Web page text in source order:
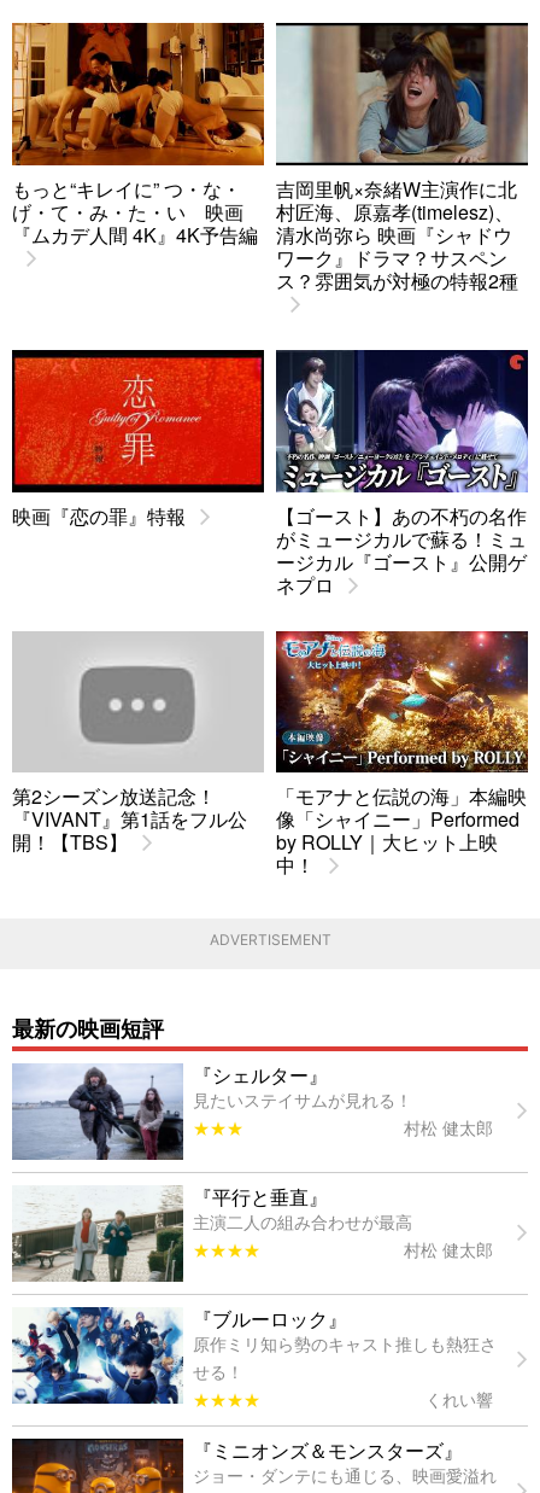
もっと“キレイに” つ・な・
げ・て・み・た・い 映画
『ムカデ人間 4K』4K予告編
吉岡里帆×奈緒W主演作に北
村匠海、原嘉孝(timelesz)、
清水尚弥ら 映画『シャドウ
ワーク』ドラマ？サスペン
ス？雰囲気が対極の特報2種
映画『恋の罪』特報
【ゴースト】あの不朽の名作
がミュージカルで蘇る！ミュ
ージカル『ゴースト』公開ゲ
ネプロ
第2シーズン放送記念！
『VIVANT』第1話をフル公
開！【TBS】
「モアナと伝説の海」本編映
像「シャイニー」Performed
by ROLLY｜大ヒット上映
中！
ADVERTISEMENT
最新の映画短評
『シェルター』
見たいステイサムが見れる！
★★★
村松 健太郎
『平行と垂直』
主演二人の組み合わせが最高
★★★★
村松 健太郎
『ブルーロック』
原作ミリ知ら勢のキャスト推しも熱狂さ
せる！
★★★★
くれい響
『ミニオンズ＆モンスターズ』
ジョー・ダンテにも通じる、映画愛溢れ